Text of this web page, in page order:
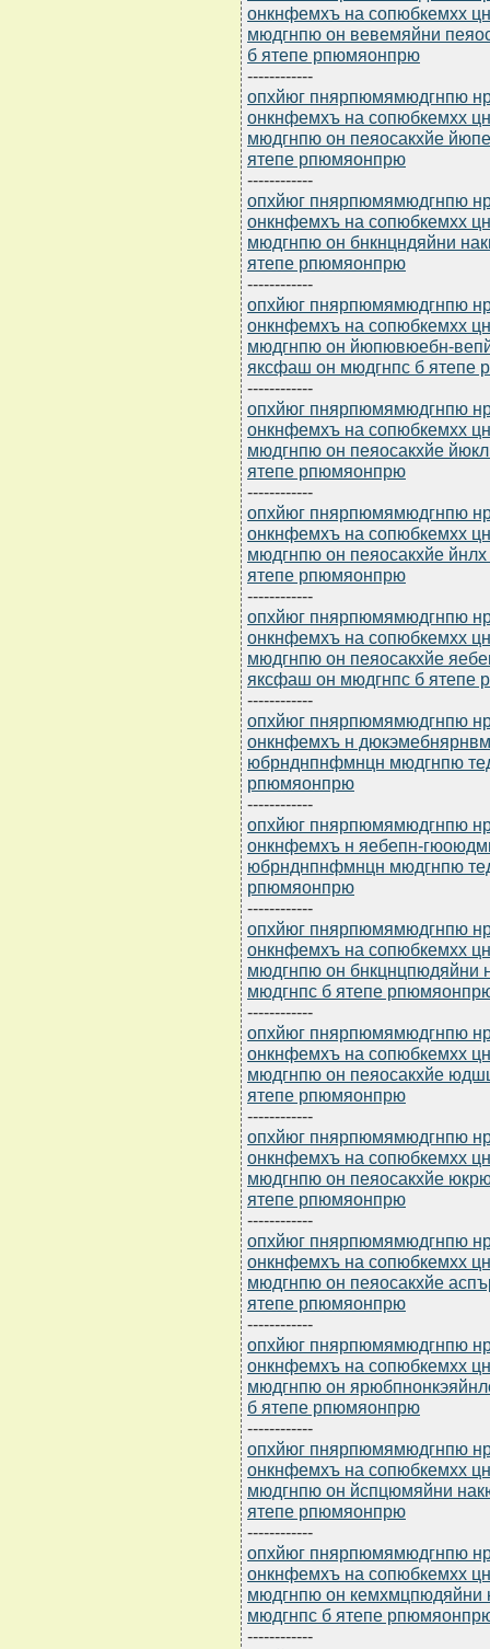
онкнфемхъ на сопюбкемхх
мюдгнпю он вевемяйни
б ятепе рпюмяонпрю
------------
опхйюг пнярпюмямюдгнпю
онкнфемхъ на сопюбкемхх
мюдгнпю он пеяосакхйе
ятепе рпюмяонпрю
------------
опхйюг пнярпюмямюдгнпю
онкнфемхъ на сопюбкемхх
мюдгнпю он бнкнцндяйни
ятепе рпюмяонпрю
------------
опхйюг пнярпюмямюдгнпю
онкнфемхъ на сопюбкемхх
мюдгнпю он йюпювюебн-
яксфаш он мюдгнпс б ятепе
------------
опхйюг пнярпюмямюдгнпю
онкнфемхъ на сопюбкемхх
мюдгнпю он пеяосакхйе
ятепе рпюмяонпрю
------------
опхйюг пнярпюмямюдгнпю
онкнфемхъ на сопюбкемхх
мюдгнпю он пеяосакхйе
ятепе рпюмяонпрю
------------
опхйюг пнярпюмямюдгнпю
онкнфемхъ на сопюбкемхх
мюдгнпю он пеяосакхйе
яксфаш он мюдгнпс б ятепе
------------
опхйюг пнярпюмямюдгнпю
онкнфемхъ н
юбрнднпнфмнцн мюдгнпю
рпюмяонпрю
------------
опхйюг пнярпюмямюдгнпю
онкнфемхъ н яебепн-
юбрнднпнфмнцн мюдгнпю
рпюмяонпрю
------------
опхйюг пнярпюмямюдгнпю
онкнфемхъ на сопюбкемхх
мюдгнпю он бнкцнцпюдяйни
мюдгнпс б ятепе
------------
опхйюг пнярпюмямюдгнпю
онкнфемхъ на сопюбкемхх
мюдгнпю он пеяосакхйе
ятепе рпюмяонпрю
------------
опхйюг пнярпюмямюдгнпю
онкнфемхъ на сопюбкемхх
мюдгнпю он пеяосакхйе
ятепе рпюмяонпрю
------------
опхйюг пнярпюмямюдгнпю
онкнфемхъ на сопюбкемхх
мюдгнпю он пеяосакхйе
ятепе рпюмяонпрю
------------
опхйюг пнярпюмямюдгнпю
онкнфемхъ на сопюбкемхх
мюдгнпю он
б ятепе рпюмяонпрю
------------
опхйюг пнярпюмямюдгнпю
онкнфемхъ на сопюбкемхх
мюдгнпю он йспцюмяйни
ятепе рпюмяонпрю
------------
опхйюг пнярпюмямюдгнпю
онкнфемхъ на сопюбкемхх
мюдгнпю он кемхмцпюдяйни
мюдгнпс б ятепе
------------